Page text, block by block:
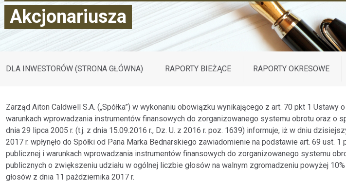
Akcjonariusza
DLA INWESTORÓW (STRONA GŁÓWNA) RAPORTY BIEŻĄCE RAPORTY OKRESOWE
Zarząd Aiton Caldwell S.A. („Spółka”) w wykonaniu obowiązku wynikającego z art. 70 pkt 1 Ustawy
warunkach wprowadzania instrumentów finansowych do zorganizowanego systemu obrotu oraz o
dnia 29 lipca 2005 r. (t.j. z dnia 15.09.2016 r., Dz. U. z 2016 r. poz. 1639) informuje, iż w dniu
2017 r. wpłynęło do Spółki od Pana Marka Bednarskiego zawiadomienie na podstawie art. 69 ust.
publicznej i warunkach wprowadzania instrumentów finansowych do zorganizowanego systemu
publicznych o zwiększeniu udziału w ogólnej liczbie głosów na walnym zgromadzeniu powyżej
głosów z dnia 11 października 2017 r.